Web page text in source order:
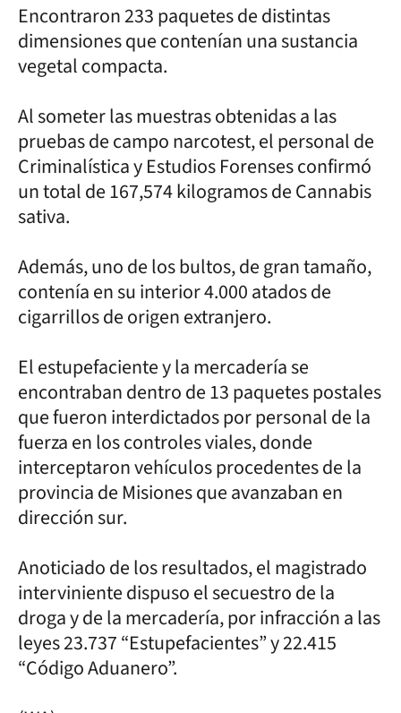
Encontraron 233 paquetes de distintas
dimensiones que contenían una sustancia
vegetal compacta.
Al someter las muestras obtenidas a las
pruebas de campo narcotest, el personal de
Criminalística y Estudios Forenses confirmó
un total de 167,574 kilogramos de Cannabis
sativa.
Además, uno de los bultos, de gran tamaño,
contenía en su interior 4.000 atados de
cigarrillos de origen extranjero.
El estupefaciente y la mercadería se
encontraban dentro de 13 paquetes postales
que fueron interdictados por personal de la
fuerza en los controles viales, donde
interceptaron vehículos procedentes de la
provincia de Misiones que avanzaban en
dirección sur.
Anoticiado de los resultados, el magistrado
interviniente dispuso el secuestro de la
droga y de la mercadería, por infracción a las
leyes 23.737 “Estupefacientes” y 22.415
“Código Aduanero”.